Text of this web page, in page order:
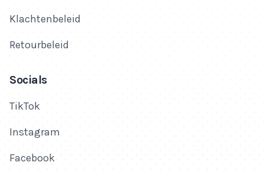
Klachtenbeleid
Retourbeleid
Socials
TikTok
Instagram
Facebook